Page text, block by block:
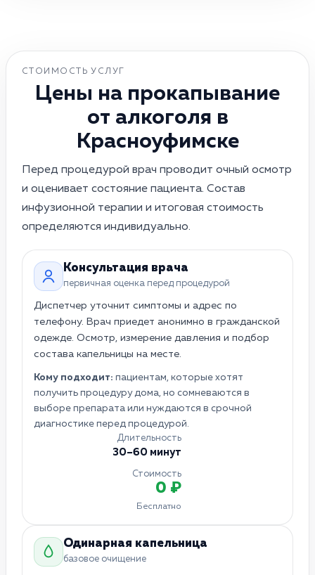
Прокапывание на дому · в
СТОИМОСТЬ УСЛУГ
Цены на прокапывание
от алкоголя в
Красноуфимске
Перед процедурой врач проводит очный осмотр
и оценивает состояние пациента. Состав
инфузионной терапии и итоговая стоимость
определяются индивидуально.
Консультация врача
первичная оценка перед процедурой
Диспетчер уточнит симптомы и адрес по
телефону. Врач приедет анонимно в гражданской
одежде. Осмотр, измерение давления и подбор
состава капельницы на месте.
Кому подходит: пациентам, которые хотят
получить процедуру дома, но сомневаются в
выборе препарата или нуждаются в срочной
диагностике перед процедурой.
Длительность
30–60 минут
Стоимость
0 ₽
Бесплатно
Одинарная капельница
базовое очищение